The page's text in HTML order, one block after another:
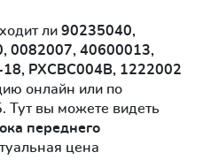
ли 90235040,
0082007, 40600013,
PXCBC004B, 1222002
онлайн или по
вы можете видеть
переднего
цена